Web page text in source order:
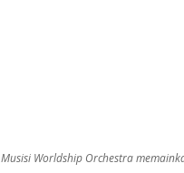
Musisi Worldship Orchestra